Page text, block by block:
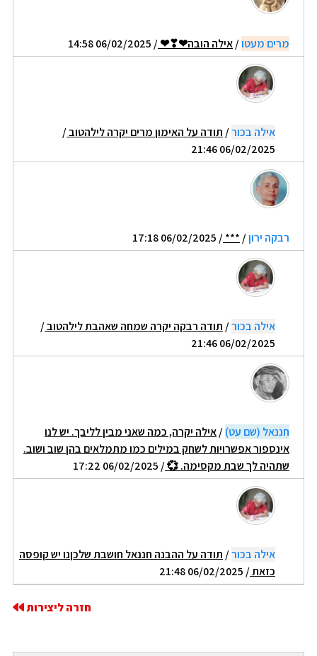
מרים מעטו/אילה הובה❤❣❤/ 06/02/2025 14:58
אילה בכור/ תודה על האימון מרים יקרה לילהטוב/
06/02/2025 21:46
רבקה ירון/
***
/ 06/02/2025 17:18
אילה בכור/ תודה רבקה יקרה שמחה שאהבת לילהטוב/
06/02/2025 21:46
חננאל (שם עט)/אילה יקרה, כמה שאני מבין לליבך. יש לנו
אינספור אפשרויות לשחק במילים כמו מתמלאים בהן שוב ושוב.
שתהיה לך שבת מקסימה. 💞/ 06/02/2025 17:22
אילה בכור/ תודה על ההבנה חננאל חושבת שלכןנו יש קופסה
כזאת/ 06/02/2025 21:48
חזרה ליצירות